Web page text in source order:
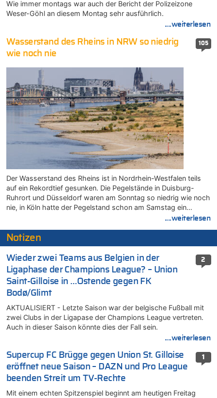
Wie immer montags war auch der Bericht der Polizeizone
Weser-Göhl an diesem Montag sehr ausführlich.
....weiterlesen
105
Wasserstand des Rheins in NRW so niedrig
wie noch nie
Der Wasserstand des Rheins ist in Nordrhein-Westfalen teils
auf ein Rekordtief gesunken. Die Pegelstände in Duisburg-
Ruhrort und Düsseldorf waren am Sonntag so niedrig wie noch
nie, in Köln hatte der Pegelstand schon am Samstag ein…
....weiterlesen
Notizen
2
Wieder zwei Teams aus Belgien in der
Ligaphase der Champions League? – Union
Saint-Gilloise in …Ostende gegen FK
Bodø/Glimt
AKTUALISIERT - Letzte Saison war der belgische Fußball mit
zwei Clubs in der Ligapase der Champions League vertreten.
Auch in dieser Saison könnte dies der Fall sein.
....weiterlesen
1
Supercup FC Brügge gegen Union St. Gilloise
eröffnet neue Saison – DAZN und Pro League
beenden Streit um TV-Rechte
Mit einem echten Spitzenspiel beginnt am heutigen Freitag